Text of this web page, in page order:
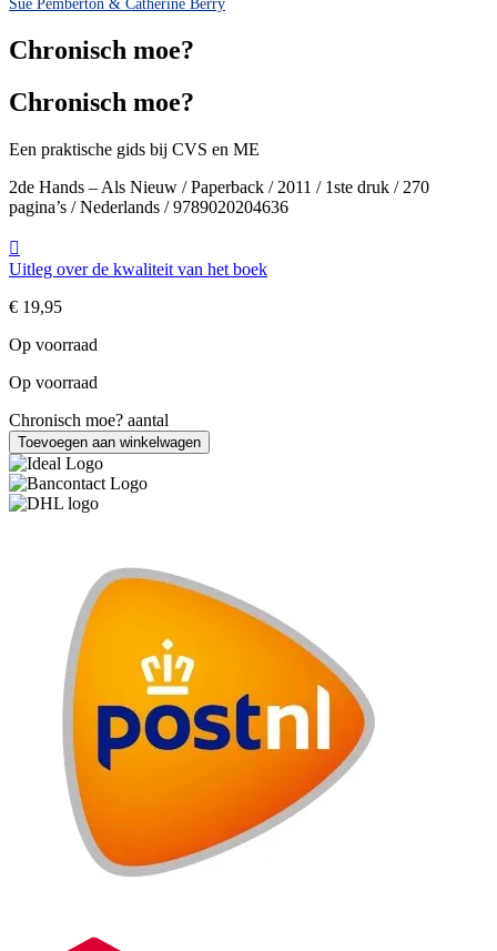
Chronisch moe?
Chronisch moe?
Een praktische gids bij CVS en ME
2de Hands – Als Nieuw / Paperback / 2011 / 1ste druk / 270
pagina’s / Nederlands / 9789020204636
Uitleg over de kwaliteit van het boek
€ 19,95
Op voorraad
Op voorraad
Chronisch moe? aantal
Toevoegen aan winkelwagen